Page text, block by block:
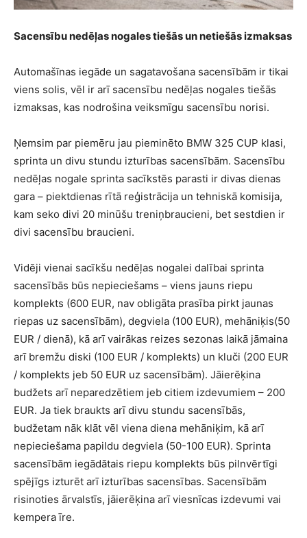
Sacensību nedēļas nogales tiešās un netiešās izmaksas
Automašīnas iegāde un sagatavošana sacensībām ir tikai
viens solis, vēl ir arī sacensību nedēļas nogales tiešās
izmaksas, kas nodrošina veiksmīgu sacensību norisi.
Ņemsim par piemēru jau pieminēto BMW 325 CUP klasi,
sprinta un divu stundu izturības sacensībām. Sacensību
nedēļas nogale sprinta sacīkstēs parasti ir divas dienas
gara – piektdienas rītā reģistrācija un tehniskā komisija,
kam seko divi 20 minūšu treniņbraucieni, bet sestdien ir
divi sacensību braucieni.
Vidēji vienai sacīkšu nedēļas nogalei dalībai sprinta
sacensībās būs nepieciešams – viens jauns riepu
komplekts (600 EUR, nav obligāta prasība pirkt jaunas
riepas uz sacensībām), degviela (100 EUR), mehāniķis(50
EUR / dienā), kā arī vairākas reizes sezonas laikā jāmaina
arī bremžu diski (100 EUR / komplekts) un kluči (200 EUR
/ komplekts jeb 50 EUR uz sacensībām). Jāierēķina
budžets arī neparedzētiem jeb citiem izdevumiem – 200
EUR. Ja tiek braukts arī divu stundu sacensībās,
budžetam nāk klāt vēl viena diena mehāniķim, kā arī
nepieciešama papildu degviela (50-100 EUR). Sprinta
sacensībām iegādātais riepu komplekts būs pilnvērtīgi
spējīgs izturēt arī izturības sacensības. Sacensībām
risinoties ārvalstīs, jāierēķina arī viesnīcas izdevumi vai
kempera īre.